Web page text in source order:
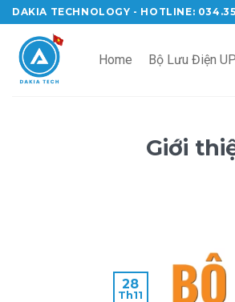
Skip
to
content
DAKIA TECHNOLOGY - HOTLINE:
Home Bộ Lưu Điện
Giới
28
Th11